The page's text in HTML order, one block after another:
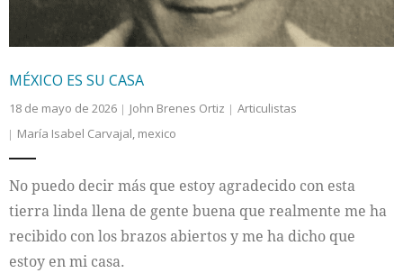
MÉXICO ES SU CASA
18 de mayo de 2026 John Brenes Ortiz
Articulistas
María Isabel Carvajal, mexico
No puedo decir más que estoy agradecido con esta
tierra linda llena de gente buena que realmente me ha
recibido con los brazos abiertos y me ha dicho que
estoy en mi casa.